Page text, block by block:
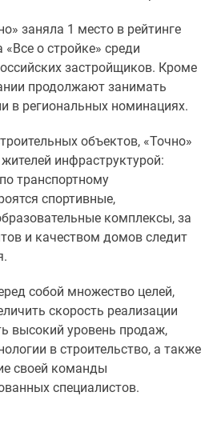
заняла 1 место в рейтинге
о стройке» среди
застройщиков. Кроме
продолжают занимать
в региональных номинациях.
объектов, «Точно»
инфраструктурой:
транспортному
спортивные,
комплексы, за
и качеством домов следит
собой множество целей,
скорость реализации
высокий уровень продаж,
в строительство, а также
своей команды
специалистов.